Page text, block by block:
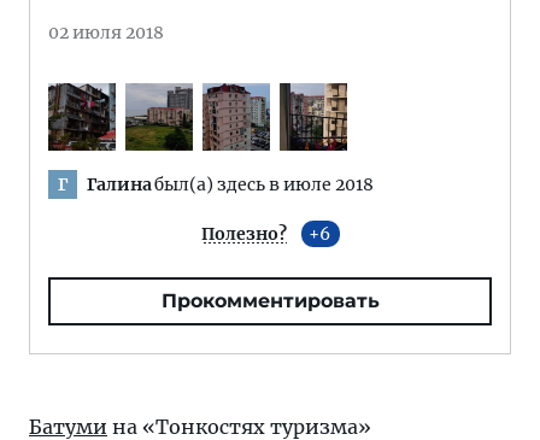
02 июля 2018
Г Галинабыл(а) здесь в июле 2018
Полезно? 6
Прокомментировать
Батуми на «Тонкостях туризма»